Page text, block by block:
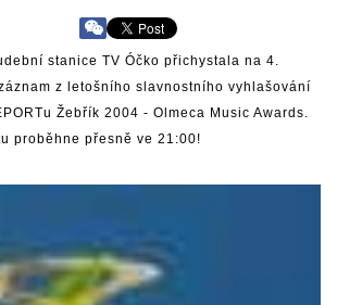
stanice TV Óčko přichystala na 4.
z letošního slavnostního vyhlašování
Žebřík 2004 - Olmeca Music Awards.
proběhne přesně ve 21:00!